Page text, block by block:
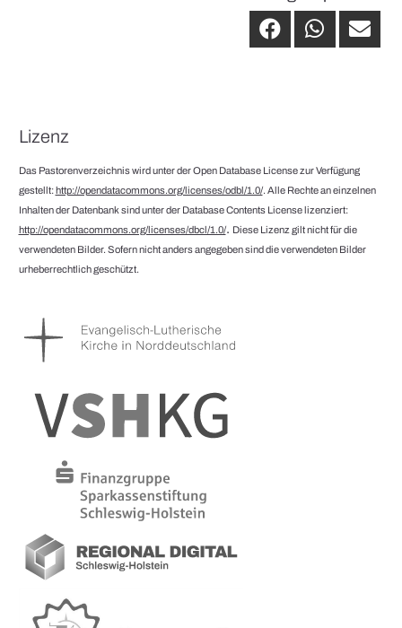
Lizenz
Das Pastorenverzeichnis wird unter der Open Database License zur Verfügung
gestellt: http://opendatacommons.org/licenses/odbl/1.0/. Alle Rechte an einzelnen
Inhalten der Datenbank sind unter der Database Contents License lizenziert:
http://opendatacommons.org/licenses/dbcl/1.0/. Diese Lizenz gilt nicht für die
verwendeten Bilder. Sofern nicht anders angegeben sind die verwendeten Bilder
urheberrechtlich geschützt.